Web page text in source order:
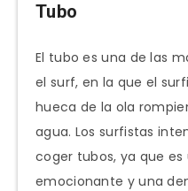
Tubo
El tubo es una de las
el surf, en la que el
hueca de la ola
agua. Los surfistas
coger tubos, ya que es
emocionante y una